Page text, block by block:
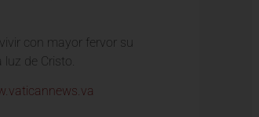
con mayor fervor su
de Cristo.